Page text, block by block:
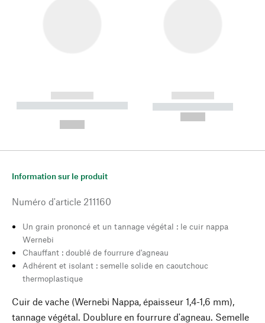
------------
----------- ----------- --------
------------
----------- -----------
Information sur le produit
Numéro d'article 211160
Un grain prononcé et un tannage végétal : le cuir nappa
Wernebi
Chauffant : doublé de fourrure d'agneau
Adhérent et isolant : semelle solide en caoutchouc
thermoplastique
Cuir de vache (Wernebi Nappa, épaisseur 1,4-1,6 mm),
tannage végétal. Doublure en fourrure d'agneau. Semelle